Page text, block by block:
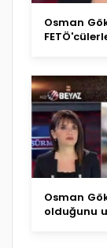
Osman
Osman
olduğunu